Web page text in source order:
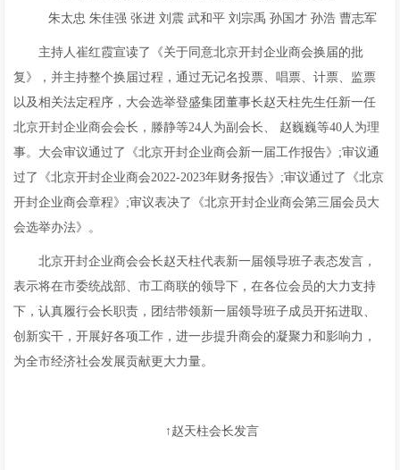
朱太忠 朱佳强 张进 刘震 武和平 刘宗禹 孙国才 孙浩 曹志军
主持人崔红霞宣读了《关于同意北京开封企业商会换届的批
复》，并主持整个换届过程，通过无记名投票、唱票、计票、监票
以及相关法定程序，大会选举登盛集团董事长赵天柱先生任新一任
北京开封企业商会会长，滕静等24人为副会长、 赵巍巍等40人为理
事。大会审议通过了《北京开封企业商会新一届工作报告》;审议通
过了《北京开封企业商会2022-2023年财务报告》;审议通过了《北京
开封企业商会章程》;审议表决了《北京开封企业商会第三届会员大
会选举办法》。
北京开封企业商会会长赵天柱代表新一届领导班子表态发言，
表示将在市委统战部、市工商联的领导下，在各位会员的大力支持
下，认真履行会长职责，团结带领新一届领导班子成员开拓进取、
创新实干，开展好各项工作，进一步提升商会的凝聚力和影响力，
为全市经济社会发展贡献更大力量。
↑赵天柱会长发言